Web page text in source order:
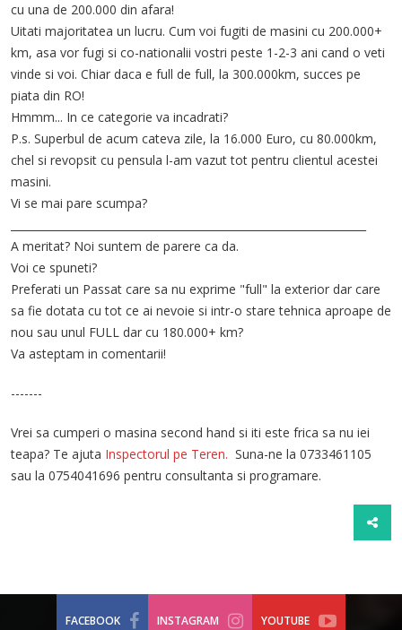
cu una de 200.000 din afara!
Uitati majoritatea un lucru. Cum voi fugiti de masini cu 200.000+
km, asa vor fugi si co-nationalii vostri peste 1-2-3 ani cand o veti
vinde si voi. Chiar daca e full de full, la 300.000km, succes pe
piata din RO!
Hmmm... In ce categorie va incadrati?
P.s. Superbul de acum cateva zile, la 16.000 Euro, cu 80.000km,
chel si revopsit cu pensula l-am vazut tot pentru clientul acestei
masini.
Vi se mai pare scumpa?
A meritat? Noi suntem de parere ca da.
Voi ce spuneti?
Preferati un Passat care sa nu exprime "full" la exterior dar care
sa fie dotata cu tot ce ai nevoie si intr-o stare tehnica aproape de
nou sau unul FULL dar cu 180.000+ km?
Va asteptam in comentarii!
-------
Vrei sa cumperi o masina second hand si iti este frica sa nu iei
teapa? Te ajuta Inspectorul pe Teren. Suna-ne la 0733461105
sau la 0754041696 pentru consultanta si programare.
FACEBOOK INSTAGRAM YOUTUBE